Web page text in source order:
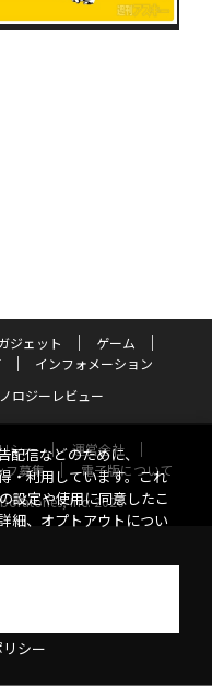
ジェット
ゲーム
インフォメーション
ロジーレビュー
シー
運営会社
フ募集
電子版について
Inc. 2026
配信などのために、
・利用しています。これ
設定や使用に同意したこ
細、オプトアウトについ
シー